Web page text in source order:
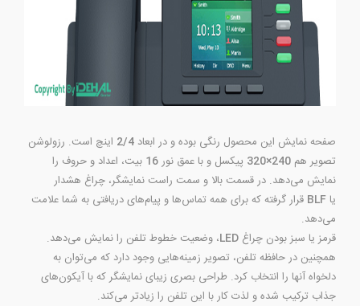
صفحه نمایش این محصول رنگی بوده و در ابعاد 2/4 اینچ است. رزولوشن
تصویر هم 240×320 پیکسل و با عمق نور16 بیت، اعداد و حروف را
نمایش می‌دهد. در قسمت بالا و سمت راست نمایشگر، چراغ هشدار
یا BLF قرار گرفته که برای همه تماس‌ها و پیام‌های دریافتی به شما علامت
می‌دهد.
قرمز یا سبز بودن چراغ LED، وضعیت خطوط تلفن را نمایش می‌دهد.
همچنین در حافظه تلفن، تصویر زمینه‌هایی وجود دارد که می‌توان به
دلخواه آنها را انتخاب کرد. طراحی بصری زیبای نمایشگر که با آیکون‌های
جذاب ترکیب شده و لذت کار با این تلفن را زیادتر می‌کند.